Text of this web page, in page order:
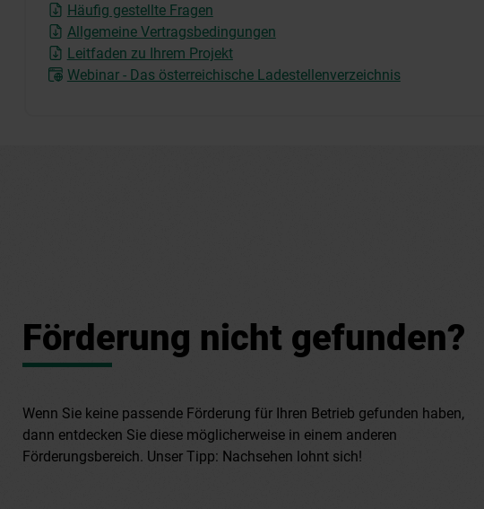
Häufig gestellte Fragen
Allgemeine Vertragsbedingungen
Leitfaden zu Ihrem Projekt
Webinar - Das österreichische Ladestellenverzeichnis
Förderung nicht gefunden?
Wenn Sie keine passende Förderung für Ihren Betrieb gefunden haben,
dann entdecken Sie diese möglicherweise in einem anderen
Förderungsbereich. Unser Tipp: Nachsehen lohnt sich!